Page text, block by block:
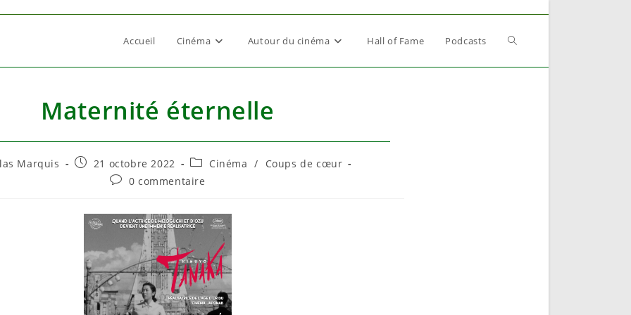
Accueil Cinéma Autour du cinéma Hall of Fame Podcasts Toggle
Maternité éternelle
Marquis
Publication
publiée :
21 octobre 2022
Post
category:
Cinéma /
Coups de cœur
Commentaires
publication :
0 commentaire